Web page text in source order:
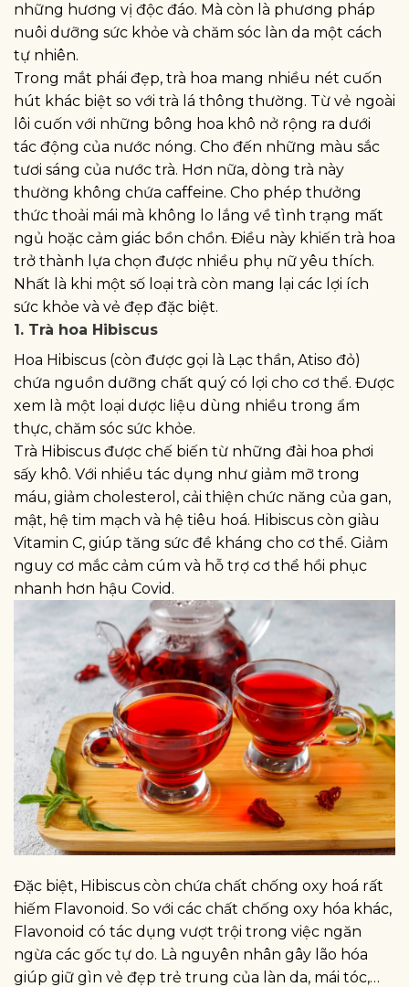
những hương vị độc đáo. Mà còn là phương pháp
nuôi dưỡng sức khỏe và chăm sóc làn da một cách
tự nhiên.
Trong mắt phái đẹp, trà hoa mang nhiều nét cuốn
hút khác biệt so với trà lá thông thường. Từ vẻ ngoài
lôi cuốn với những bông hoa khô nở rộng ra dưới
tác động của nước nóng. Cho đến những màu sắc
tươi sáng của nước trà. Hơn nữa, dòng trà này
thường không chứa caffeine. Cho phép thưởng
thức thoải mái mà không lo lắng về tình trạng mất
ngủ hoặc cảm giác bồn chồn. Điều này khiến trà hoa
trở thành lựa chọn được nhiều phụ nữ yêu thích.
Nhất là khi một số loại trà còn mang lại các lợi ích
sức khỏe và vẻ đẹp đặc biệt.
1. Trà hoa Hibiscus
Hoa Hibiscus (còn được gọi là Lạc thần, Atiso đỏ)
chứa nguồn dưỡng chất quý có lợi cho cơ thể. Được
xem là một loại dược liệu dùng nhiều trong ẩm
thực, chăm sóc sức khỏe.
Trà Hibiscus được chế biến từ những đài hoa phơi
sấy khô. Với nhiều tác dụng như giảm mỡ trong
máu, giảm cholesterol, cải thiện chức năng của gan,
mật, hệ tim mạch và hệ tiêu hoá. Hibiscus còn giàu
Vitamin C, giúp tăng sức đề kháng cho cơ thể. Giảm
nguy cơ mắc cảm cúm và hỗ trợ cơ thể hồi phục
nhanh hơn hậu Covid.
Đặc biệt, Hibiscus còn chứa chất chống oxy hoá rất
hiếm Flavonoid. So với các chất chống oxy hóa khác,
Flavonoid có tác dụng vượt trội trong việc ngăn
ngừa các gốc tự do. Là nguyên nhân gây lão hóa
giúp giữ gìn vẻ đẹp trẻ trung của làn da, mái tóc,…